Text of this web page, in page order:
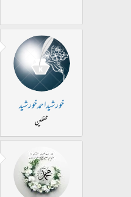
خورشیداحمدخورشید
محفلین